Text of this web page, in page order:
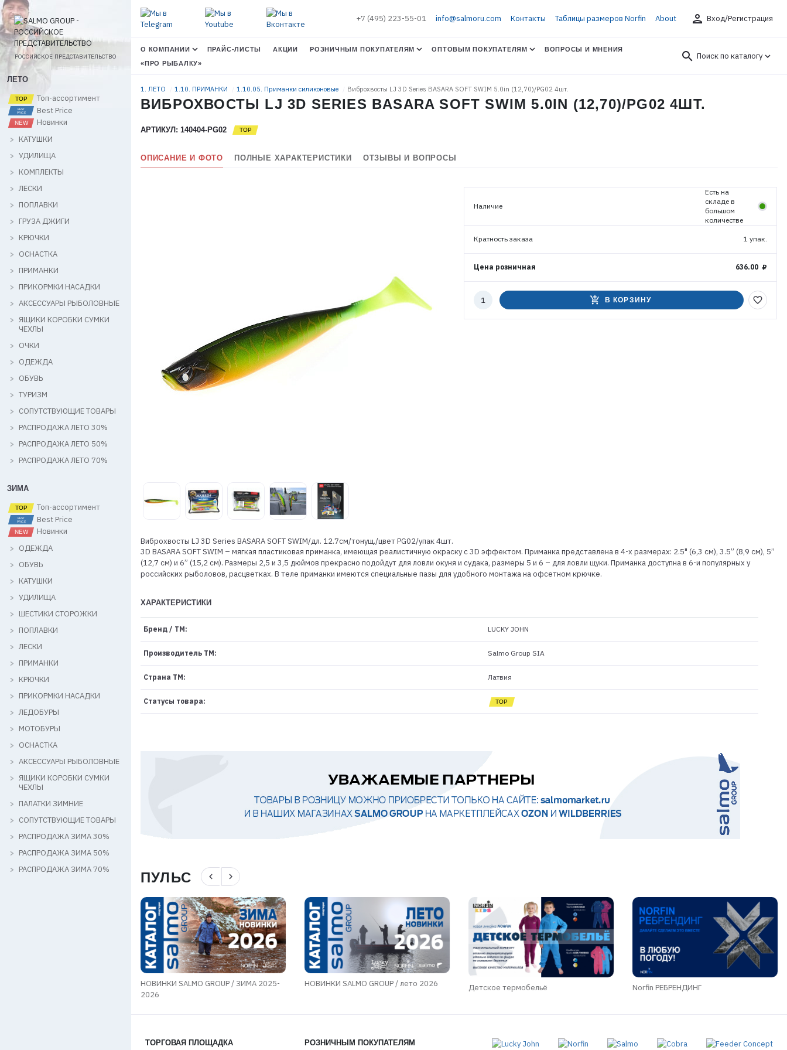
ВОЙТИ
РОССИЙСКОЕ ПРЕДСТАВИТЕЛЬСТВО
ЛЕТО
Топ-ассортимент
Best Price
Новинки
КАТУШКИ
УДИЛИЩА
КОМПЛЕКТЫ
ЛЕСКИ
ПОПЛАВКИ
ГРУЗА ДЖИГИ
КРЮЧКИ
ОСНАСТКА
ПРИМАНКИ
ПРИКОРМКИ НАСАДКИ
АКСЕССУАРЫ РЫБОЛОВНЫЕ
ЯЩИКИ КОРОБКИ СУМКИ
ЧЕХЛЫ
ОЧКИ
ОДЕЖДА
ОБУВЬ
ТУРИЗМ
СОПУТСТВУЮЩИЕ ТОВАРЫ
РАСПРОДАЖА ЛЕТО 30%
РАСПРОДАЖА ЛЕТО 50%
РАСПРОДАЖА ЛЕТО 70%
ЗИМА
Топ-ассортимент
Best Price
Новинки
ОДЕЖДА
ОБУВЬ
КАТУШКИ
УДИЛИЩА
ШЕСТИКИ СТОРОЖКИ
ПОПЛАВКИ
ЛЕСКИ
ПРИМАНКИ
КРЮЧКИ
ПРИКОРМКИ НАСАДКИ
ЛЕДОБУРЫ
МОТОБУРЫ
ОСНАСТКА
АКСЕССУАРЫ РЫБОЛОВНЫЕ
ЯЩИКИ КОРОБКИ СУМКИ
ЧЕХЛЫ
ПАЛАТКИ ЗИМНИЕ
СОПУТСТВУЮЩИЕ ТОВАРЫ
РАСПРОДАЖА ЗИМА 30%
РАСПРОДАЖА ЗИМА 50%
РАСПРОДАЖА ЗИМА 70%
+7 (495) 223-55-01 info@salmoru.com Контакты Таблицы размеров Norfin About person Вход/Регистрация
О КОМПАНИИ ПРАЙС-ЛИСТЫ АКЦИИ РОЗНИЧНЫМ ПОКУПАТЕЛЯМ ОПТОВЫМ ПОКУПАТЕЛЯМ
ВОПРОСЫ И МНЕНИЯ
«ПРО РЫБАЛКУ»
search Поиск по каталогу
1. ЛЕТО 1.10. ПРИМАНКИ 1.10.05. Приманки силиконовые Виброхвосты LJ 3D Series BASARA SOFT SWIM 5.0in (12,70)/PG02 4шт.
ВИБРОХВОСТЫ LJ 3D SERIES BASARA SOFT SWIM 5.0IN (12,70)/PG02 4ШТ.
АРТИКУЛ: 140404-PG02
ОПИСАНИЕ И ФОТО ПОЛНЫЕ ХАРАКТЕРИСТИКИ ОТЗЫВЫ И ВОПРОСЫ
Наличие
Есть на
складе в
большом
количестве
Кратность заказа 1 упак.
Цена розничная 636.00 ₽
Количество
add_shopping_cart В КОРЗИНУ favorite_border
Виброхвосты LJ 3D Series BASARA SOFT SWIM/дл. 12.7см/тонущ./цвет PG02/упак 4шт.
3D BASARA SOFT SWIM – мягкая пластиковая приманка, имеющая реалистичную окраску с 3D эффектом. Приманка представлена в 4-х размерах: 2.5" (6,3 см), 3.5” (8,9 см), 5”
(12,7 см) и 6” (15,2 см). Размеры 2,5 и 3,5 дюймов прекрасно подойдут для ловли окуня и судака, размеры 5 и 6 – для ловли щуки. Приманка доступна в 6-и популярных у
российских рыболовов, расцветках. В теле приманки имеются специальные пазы для удобного монтажа на офсетном крючке.
ХАРАКТЕРИСТИКИ
Бренд / ТМ: LUCKY JOHN
Производитель ТМ: Salmo Group SIA
Страна ТМ: Латвия
Статусы товара:
ПУЛЬС navigate_before navigate_next
НОВИНКИ SALMO GROUP / ЗИМА 2025-
2026
НОВИНКИ SALMO GROUP / лето 2026 Детское термобельё Norfin РЕБРЕНДИНГ
ТОРГОВАЯ ПЛОЩАДКА РОЗНИЧНЫМ ПОКУПАТЕЛЯМ